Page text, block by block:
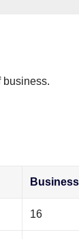
business.
16